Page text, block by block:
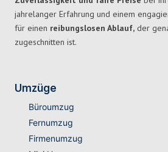
jahrelanger Erfahrung und einem
für einen reibungslosen Ablauf, der
zugeschnitten ist.
Umzüge
Büroumzug
Fernumzug
Firmenumzug